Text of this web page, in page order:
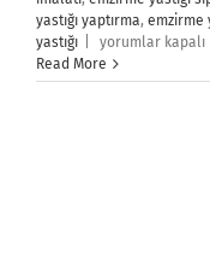
yastığı yaptırma, emzirme
yastığı
Emzirme
Yastığı
için
yorumlar kapalı
Read More